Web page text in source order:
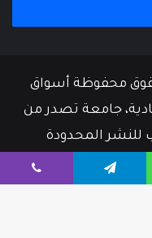
جميع الحقوق محفوظة أسواق
جامعة تصدر من
المحدودة
إتصل بنا
تيلقرام ڤايبر